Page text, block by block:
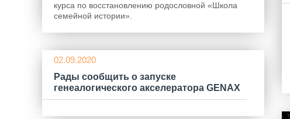
курса по восстановлению родословной «Школа
семейной истории».
02.09.2020
Рады сообщить о запуске
генеалогического акселератора GENAX